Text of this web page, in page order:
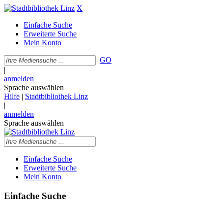
X
Einfache Suche
Erweiterte Suche
Mein Konto
GO
|
anmelden
Sprache auswählen
Hilfe | Stadtbibliothek Linz
|
anmelden
Sprache auswählen
Einfache Suche
Erweiterte Suche
Mein Konto
Einfache Suche